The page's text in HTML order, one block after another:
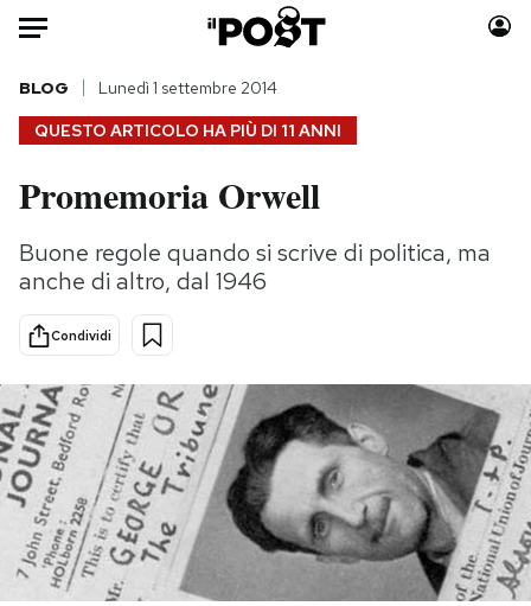
Auto
HOME
Italia
Politica
Internet
Cultura
Economia
Sport
Moda
Consumismi
Europa
Altrecose
Mondiali calcio 2026
PODCAST
QUESTO ARTICOLO HA PIÙ DI 11 ANNI
BLOG Lunedì 1 settembre 2014
Promemoria Orwell
Buone regole quando si scrive di politica, ma
anche di altro, dal 1946
Condividi